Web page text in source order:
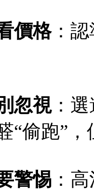
價格：認
忽視：選
跑”
警惕 ：